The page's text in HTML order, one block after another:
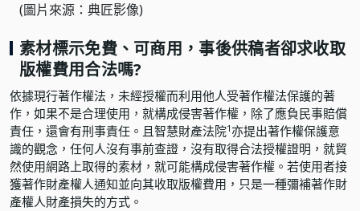
(圖片來源：典匠影像)
素材標示免費、可商用，事後供稿者卻求收取
版權費用合法嗎?
依據現行著作權法，未經授權而利用他人受著作權法保護的著
作，如果不是合理使用，就構成侵害著作權，除了應負民事賠償
責任，還會有刑事責任。且智慧財產法院1 亦提出著作權保護意
識的觀念，任何人沒有事前查證，沒有取得合法授權證明，就貿
然使用網路上取得的素材，就可能構成侵害著作權。若使用者接
獲著作財產權人通知並向其收取版權費用，只是一種彌補著作財
產權人財產損失的方式。